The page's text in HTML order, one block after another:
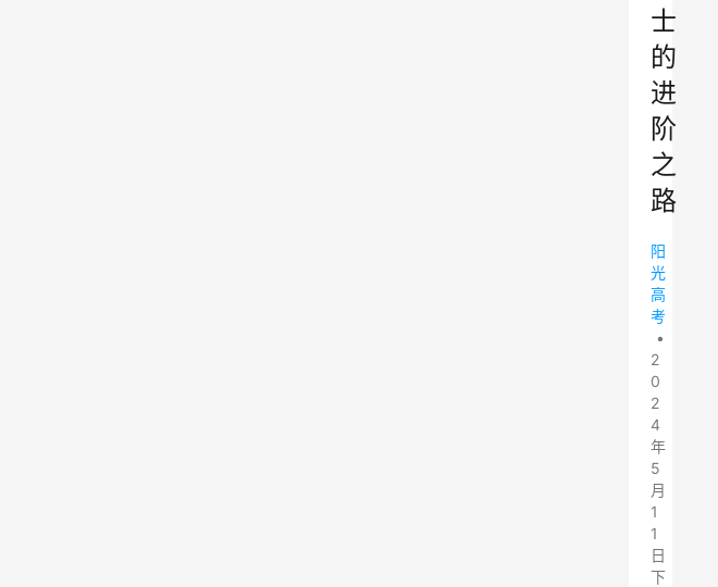
士
的
进
阶
之
路
阳
光
高
考
•
2
0
2
4
年
5
月
1
1
日
下